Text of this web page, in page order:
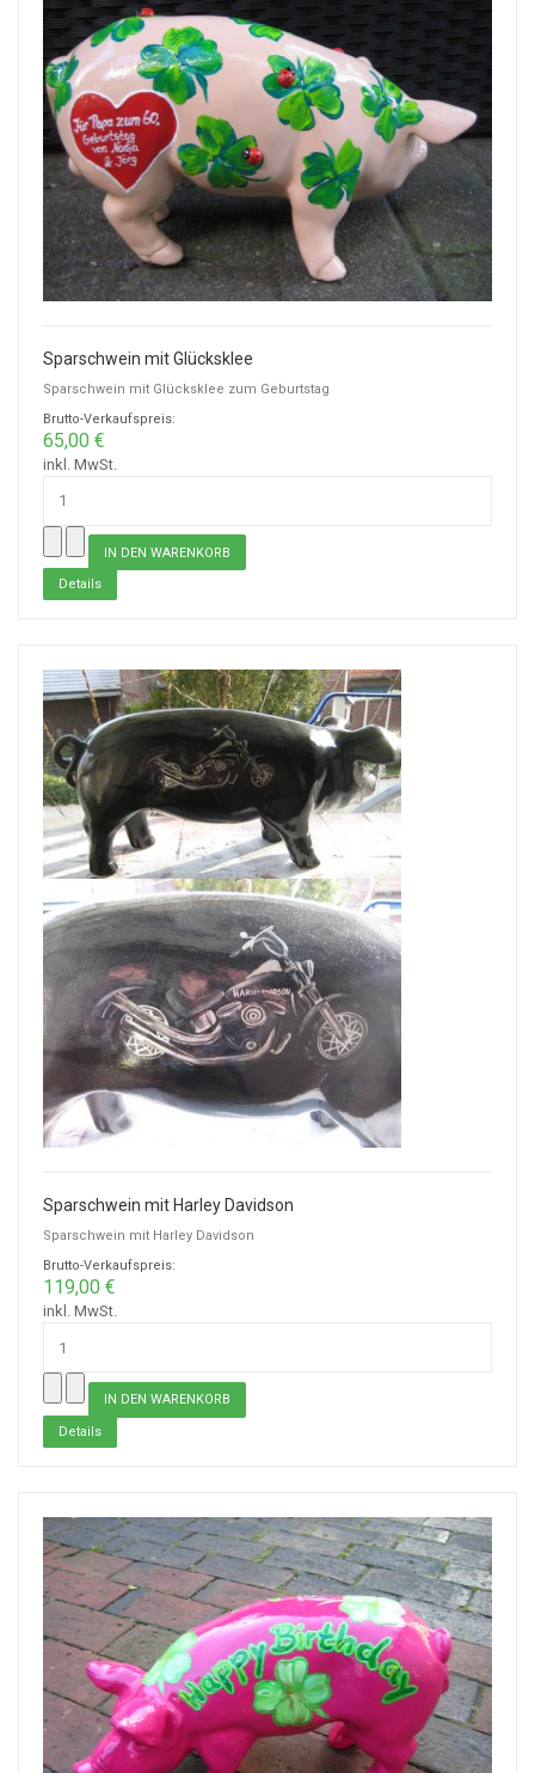
Sparschwein mit Glücksklee
Sparschwein mit Glücksklee zum Geburtstag
Brutto-Verkaufspreis:
65,00 €
inkl. MwSt.
Details
Sparschwein mit Harley Davidson
Sparschwein mit Harley Davidson
Brutto-Verkaufspreis:
119,00 €
inkl. MwSt.
Details